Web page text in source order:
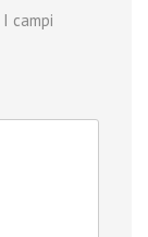
I campi